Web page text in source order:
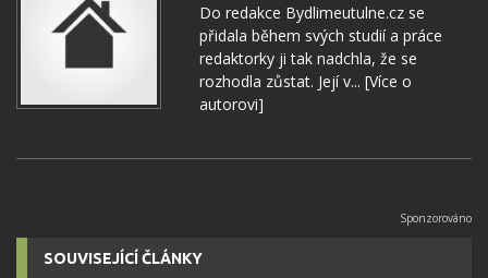
Do redakce Bydlimeutulne.cz se
přidala během svých studií a práce
redaktorky ji tak nadchla, že se
rozhodla zůstat. Její v... [Více o
autorovi]
SOUVISEJÍCÍ ČLÁNKY